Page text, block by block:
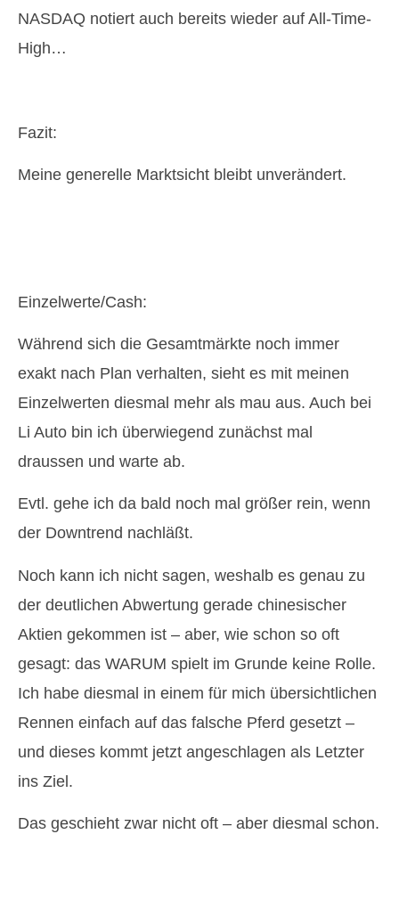
NASDAQ notiert auch bereits wieder auf All-Time-
High…
Fazit:
Meine generelle Marktsicht bleibt unverändert.
Einzelwerte/Cash:
Während sich die Gesamtmärkte noch immer
exakt nach Plan verhalten, sieht es mit meinen
Einzelwerten diesmal mehr als mau aus. Auch bei
Li Auto bin ich überwiegend zunächst mal
draussen und warte ab.
Evtl. gehe ich da bald noch mal größer rein, wenn
der Downtrend nachläßt.
Noch kann ich nicht sagen, weshalb es genau zu
der deutlichen Abwertung gerade chinesischer
Aktien gekommen ist – aber, wie schon so oft
gesagt: das WARUM spielt im Grunde keine Rolle.
Ich habe diesmal in einem für mich übersichtlichen
Rennen einfach auf das falsche Pferd gesetzt –
und dieses kommt jetzt angeschlagen als Letzter
ins Ziel.
Das geschieht zwar nicht oft – aber diesmal schon.